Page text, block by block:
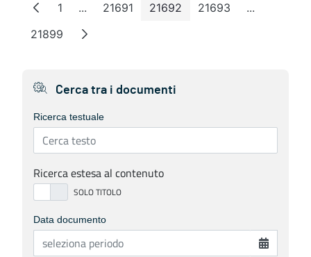
Page
1 ...Intermediate Pages
Page
21691 Page
21692 Page
21693 ...
Page
21899
Cerca tra i documenti
Ricerca testuale
Ricerca estesa al contenuto
Data documento